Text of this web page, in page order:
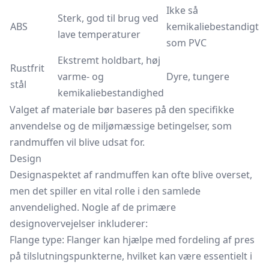
ABS
Sterk, god til brug ved
lave temperaturer
Ikke så
kemikaliebestandigt
som PVC
Rustfrit
stål
Ekstremt holdbart, høj
varme- og
kemikaliebestandighed
Dyre, tungere
Valget af materiale bør baseres på den specifikke
anvendelse og de miljømæssige betingelser, som
randmuffen vil blive udsat for.
Design
Designaspektet af randmuffen kan ofte blive overset,
men det spiller en vital rolle i den samlede
anvendelighed. Nogle af de primære
designovervejelser inkluderer:
Flange type: Flanger kan hjælpe med fordeling af pres
på tilslutningspunkterne, hvilket kan være essentielt i